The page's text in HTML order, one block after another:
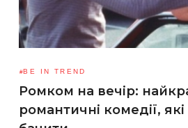
BE IN TREND
Ромком на вечір:
романтичні комедії,